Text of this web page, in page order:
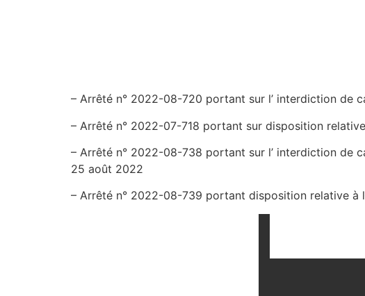
– Arrêté n° 2022-08-720 portant sur l’ interdiction de
– Arrêté n° 2022-07-718 portant sur disposition
– Arrêté n° 2022-08-738 portant sur l’ interdiction de
25 août 2022
– Arrêté n° 2022-08-739 portant disposition relative à